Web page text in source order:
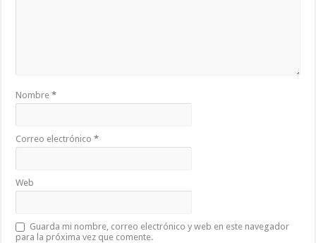
Nombre*
Correo electrónico*
Web
Guarda mi nombre, correo electrónico y web en este navegador
para la próxima vez que comente.